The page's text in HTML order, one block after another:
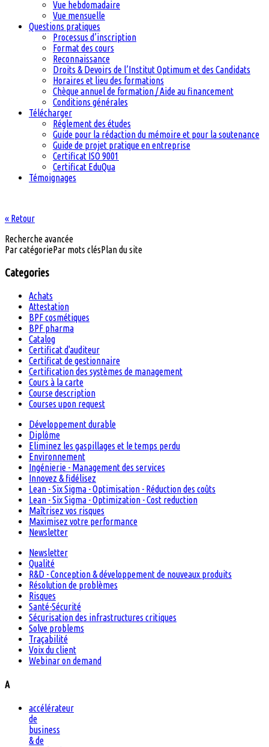
Vue hebdomadaire
Vue mensuelle
Questions pratiques
Processus d’inscription
Format des cours
Reconnaissance
Droits & Devoirs de l’Institut Optimum et des Candidats
Horaires et lieu des formations
Chèque annuel de formation / Aide au financement
Conditions générales
Télécharger
Réglement des études
Guide pour la rédaction du mémoire et pour la soutenance
Guide de projet pratique en entreprise
Certificat ISO 9001
Certificat EduQua
Témoignages
« Retour
Recherche avancée
Par catégoriePar mots clésPlan du site
Categories
Achats
Attestation
BPF cosmétiques
BPF pharma
Catalog
Certificat d'auditeur
Certificat de gestionnaire
Certification des systèmes de management
Cours à la carte
Course description
Courses upon request
Développement durable
Diplôme
Eliminez les gaspillages et le temps perdu
Environnement
Ingénierie - Management des services
Innovez & fidélisez
Lean - Six Sigma - Optimisation - Réduction des coûts
Lean - Six Sigma - Optimization - Cost reduction
Maîtrisez vos risques
Maximisez votre performance
Newsletter
Newsletter
Qualité
R&D - Conception & développement de nouveaux produits
Résolution de problèmes
Risques
Santé-Sécurité
Sécurisation des infrastructures critiques
Solve problems
Traçabilité
Voix du client
Webinar on demand
A
accélérateur
de
business
& de